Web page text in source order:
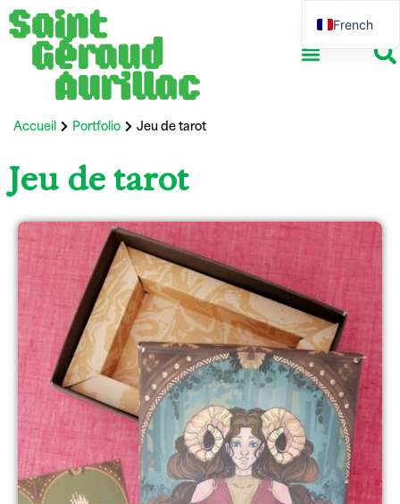
Accueil Portfolio Jeu de tarot
Jeu de tarot
French